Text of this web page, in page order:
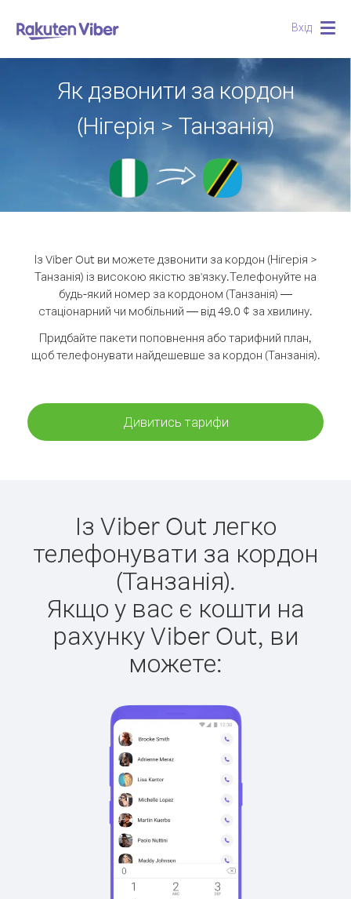
Вхід
Як дзвонити за кордон
(Нігерія > Танзанія)
Із Viber Out ви можете дзвонити за кордон (Нігерія >
Танзанія) із високою якістю зв'язку.Телефонуйте на
будь-який номер за кордоном (Танзанія) —
стаціонарний чи мобільний — від 49.0 ¢ за хвилину.
Придбайте пакети поповнення або тарифний план,
щоб телефонувати найдешевше за кордон (Танзанія).
Дивитись тарифи
Із Viber Out легко
телефонувати за кордон
(Танзанія).
Якщо у вас є кошти на
рахунку Viber Out, ви
можете: